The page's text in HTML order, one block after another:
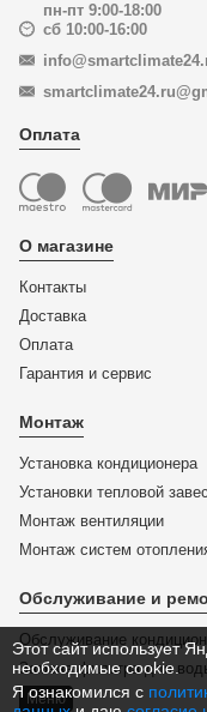
Этот сайт использует
необходимые cookie.
Я ознакомился с
пн-пт 9:00-18:00
сб 10:00-16:00
Оплата
О магазине
Контакты
Доставка
Оплата
Гарантия и сервис
Монтаж
Установка кондиционера
Установки тепловой
Монтаж вентиляции
Монтаж систем
Обслуживание и
Обслуживание
Замена фильтра для
Меню